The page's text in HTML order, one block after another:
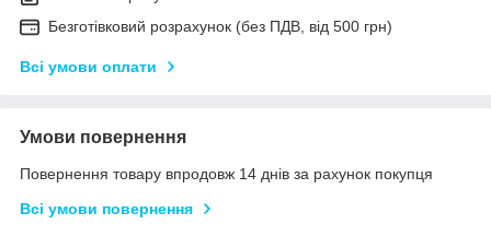
Безготівковий розрахунок (без ПДВ, від 500 грн)
Всі умови оплати
Умови повернення
Повернення товару впродовж 14 днів за рахунок покупця
Всі умови повернення